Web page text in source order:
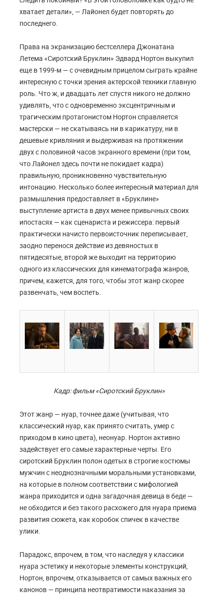
хватает детали», — Лайонел будет повторять до
последнего.
Права на экранизацию бестселлера Джонатана
Летема «Сиротский Бруклин» Эдвард Нортон выкупил
еще в 1999-м — с очевидным прицелом сыграть крайне
интересную с точки зрения актерской техники главную
роль. Что ж, и двадцать лет спустя никого не должно
удивлять, что с одновременно эксцентричным и
трагическим протагонистом Нортон справляется
мастерски — не скатываясь ни в карикатуру, ни в
дешевые кривляния и выдерживая на протяжении
двух с половиной часов экранного времени (при том,
что Лайонел здесь почти не покидает кадра)
правильную, проникновенно чувствительную
интонацию. Несколько более интересный материал для
размышления предоставляет в «Бруклине»
выступление артиста в двух менее привычных своих
ипостасях — как сценариста и режиссера: первый
практически начисто первоисточник переписывает,
заодно перенося действие из девяностых в
пятидесятые, второй же выходит на территорию
одного из классических для кинематографа жанров,
причем, кажется, для того, чтобы этот жанр скорее
развенчать, чем воспеть.
Кадр: фильм «Сиротский Бруклин»
Этот жанр — нуар, точнее даже (учитывая, что
классический нуар, как принято считать, умер с
приходом в кино цвета), неонуар. Нортон активно
задействует его самые характерные черты. Его
сиротский Бруклин полон одетых в строгие костюмы
мужчин с неоднозначными моральными установками,
на которые в полном соответствии с мифологией
жанра приходится и одна загадочная девица в беде —
не обходится и без такого расхожего для нуара приема
развития сюжета, как коробок спичек в качестве
улики.
Парадокс, впрочем, в том, что наследуя у классики
нуара эстетику и некоторые элементы конструкций,
Нортон, впрочем, отказывается от самых важных его
канонов — принципа неотвратимости наказания за